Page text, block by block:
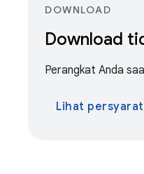
DOWNLOAD
Download
Perangkat Anda
Lihat